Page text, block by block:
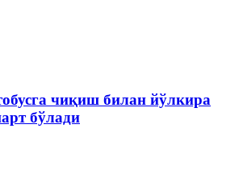
чиқиш билан йўлкира
бўлади